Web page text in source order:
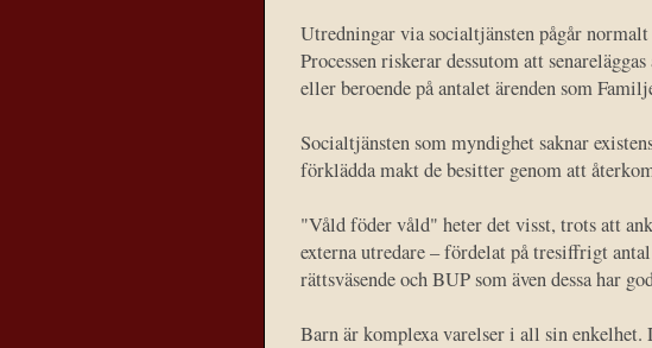
Utredningar via socialtjänsten pågår
Processen riskerar dessutom att
eller beroende på antalet ärenden som
Socialtjänsten som myndighet saknar
förklädda makt de besitter genom att
"Våld föder våld" heter det visst, trots att
externa utredare – fördelat på tresiffrigt
rättsväsende och BUP som även dessa har
Barn är komplexa varelser i all sin enkelhet.